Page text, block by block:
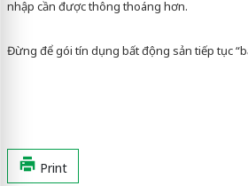
nhập cần được thông thoáng hơn.
Đừng để gói tín dụng bất động sản tiếp tục
Print